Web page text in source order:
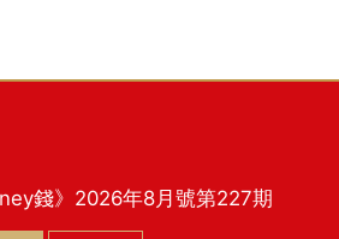
錢》2026年8月號第227期